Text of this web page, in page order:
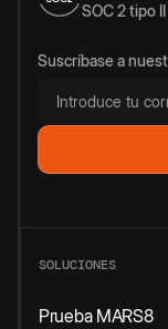
SOC 2 tipo II
Suscríbase a
SOLUCIONES
Prueba MARS8